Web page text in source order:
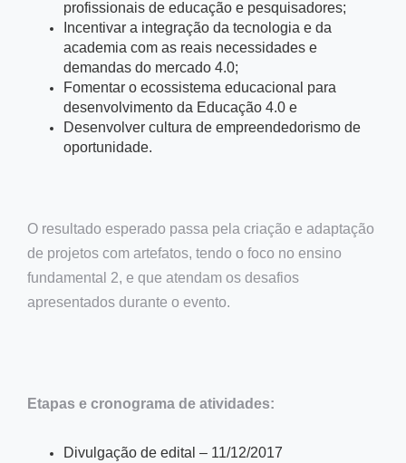
profissionais de educação e pesquisadores;
Incentivar a integração da tecnologia e da
academia com as reais necessidades e
demandas do mercado 4.0;
Fomentar o ecossistema educacional para
desenvolvimento da Educação 4.0 e
Desenvolver cultura de empreendedorismo de
oportunidade.
O resultado esperado passa pela criação e adaptação
de projetos com artefatos, tendo o foco no ensino
fundamental 2, e que atendam os desafios
apresentados durante o evento.
Etapas e cronograma de atividades:
Divulgação de edital – 11/12/2017